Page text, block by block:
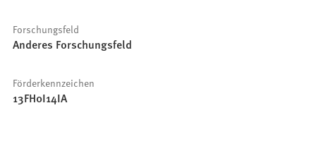
Forschungsfeld
Anderes Forschungsfeld
Förderkennzeichen
13FH0I14IA